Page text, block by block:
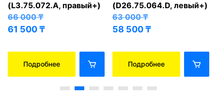
(L3.75.072.A, правый+)
66 000₸
61 500₸
Подробнее
(D26.75.064.D, левый+)
63 000₸
58 500₸
Подробнее